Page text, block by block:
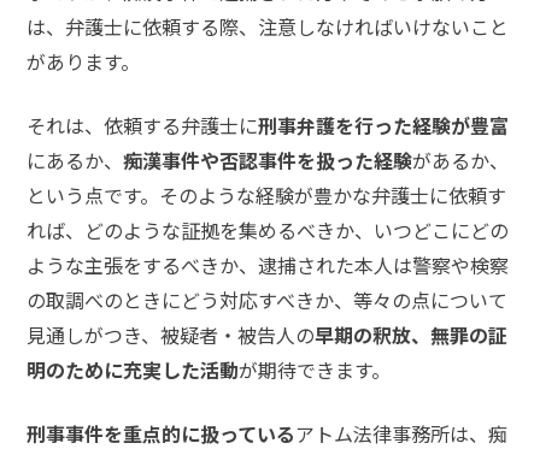
は、弁護士に依頼する際、注意しなければいけないこと
があります。
それは、依頼する弁護士に刑事弁護を行った経験が豊富
にあるか、痴漢事件や否認事件を扱った経験があるか、
という点です。そのような経験が豊かな弁護士に依頼す
れば、どのような証拠を集めるべきか、いつどこにどの
ような主張をするべきか、逮捕された本人は警察や検察
の取調べのときにどう対応すべきか、等々の点について
見通しがつき、被疑者・被告人の早期の釈放、無罪の証
明のために充実した活動が期待できます。
刑事事件を重点的に扱っているアトム法律事務所は、痴